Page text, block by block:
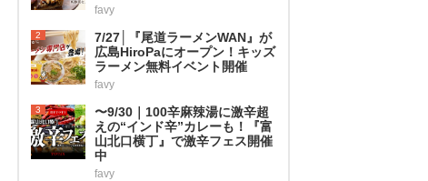
favy
2
7/27│『尾道ラーメンWAN』が
広島HiroPaにオープン！キッズ
ラーメン無料イベント開催
favy
3
〜9/30｜100辛麻辣湯に激辛超
えの“インド辛”カレーも！『富
山北口横丁』で激辛フェス開催
中
favy